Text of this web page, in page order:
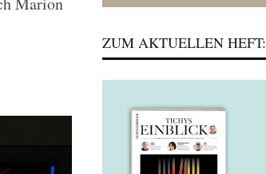
ZUM AKTUELLEN HEFT: